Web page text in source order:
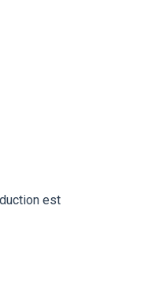
est